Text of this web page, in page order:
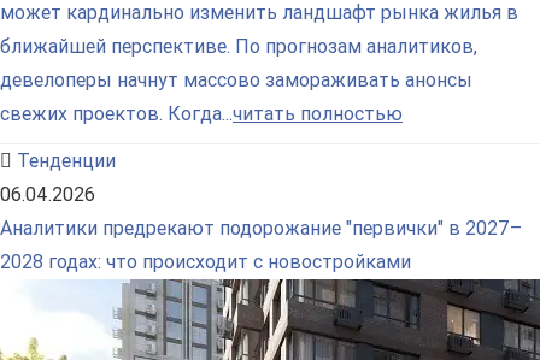
может кардинально изменить ландшафт рынка жилья в
ближайшей перспективе. По прогнозам аналитиков,
девелоперы начнут массово замораживать анонсы
свежих проектов. Когда...читать полностью
Тенденции
06.04.2026
Аналитики предрекают подорожание "первички" в 2027–
2028 годах: что происходит с новостройками